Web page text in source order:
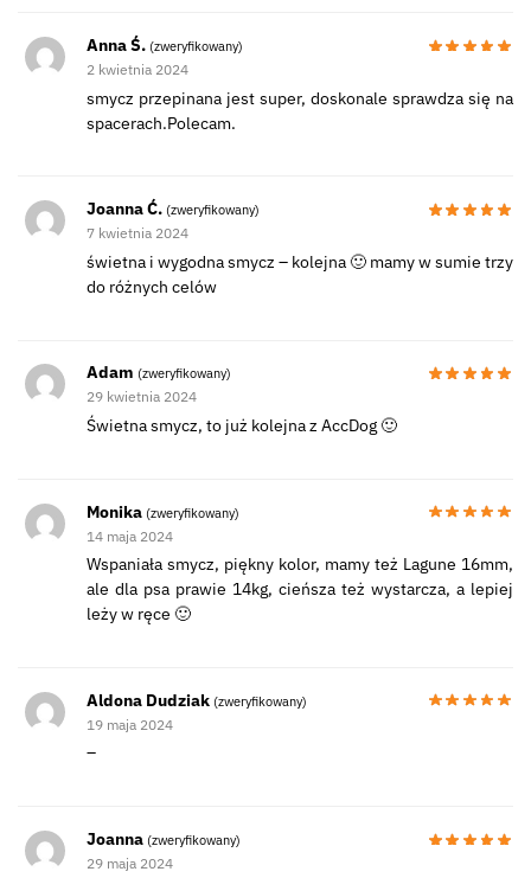
Anna Ś. (zweryfikowany)
2 kwietnia 2024
smycz przepinana jest super, doskonale sprawdza się na
spacerach.Polecam.
Joanna Ć. (zweryfikowany)
7 kwietnia 2024
świetna i wygodna smycz – kolejna 🙂 mamy w sumie trzy
do różnych celów
Adam (zweryfikowany)
29 kwietnia 2024
Świetna smycz, to już kolejna z AccDog 🙂
Monika (zweryfikowany)
14 maja 2024
Wspaniała smycz, piękny kolor, mamy też Lagune 16mm,
ale dla psa prawie 14kg, cieńsza też wystarcza, a lepiej
leży w ręce 🙂
Aldona Dudziak (zweryfikowany)
19 maja 2024
–
Joanna (zweryfikowany)
29 maja 2024